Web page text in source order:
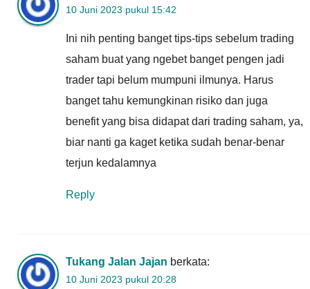
10 Juni 2023 pukul 15:42
Ini nih penting banget tips-tips sebelum trading
saham buat yang ngebet banget pengen jadi
trader tapi belum mumpuni ilmunya. Harus
banget tahu kemungkinan risiko dan juga
benefit yang bisa didapat dari trading saham, ya,
biar nanti ga kaget ketika sudah benar-benar
terjun kedalamnya
Reply
Tukang Jalan Jajan berkata:
10 Juni 2023 pukul 20:28